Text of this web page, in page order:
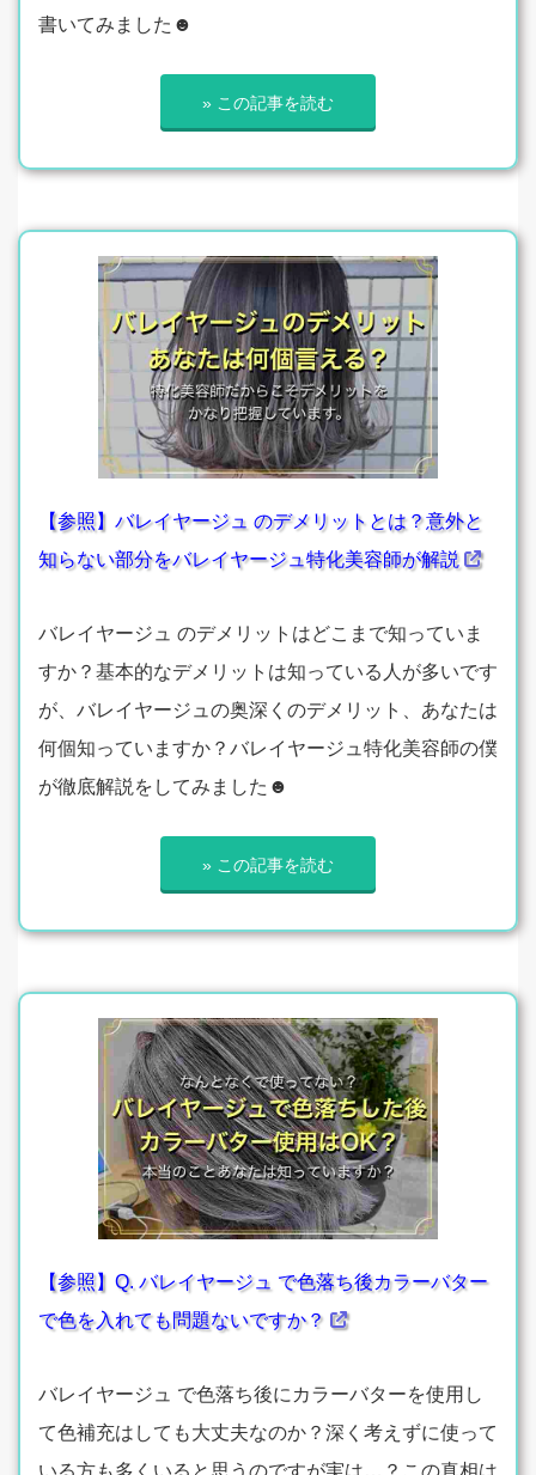
書いてみました☻
» この記事を読む
【参照】バレイヤージュ のデメリットとは？意外と
知らない部分をバレイヤージュ特化美容師が解説
バレイヤージュ のデメリットはどこまで知っていま
すか？基本的なデメリットは知っている人が多いです
が、バレイヤージュの奥深くのデメリット、あなたは
何個知っていますか？バレイヤージュ特化美容師の僕
が徹底解説をしてみました☻
» この記事を読む
【参照】Q. バレイヤージュ で色落ち後カラーバター
で色を入れても問題ないですか？
バレイヤージュ で色落ち後にカラーバターを使用し
て色補充はしても大丈夫なのか？深く考えずに使って